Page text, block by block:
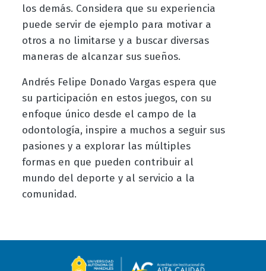
los demás. Considera que su experiencia
puede servir de ejemplo para motivar a
otros a no limitarse y a buscar diversas
maneras de alcanzar sus sueños.
Andrés Felipe Donado Vargas espera que
su participación en estos juegos, con su
enfoque único desde el campo de la
odontología, inspire a muchos a seguir sus
pasiones y a explorar las múltiples
formas en que pueden contribuir al
mundo del deporte y al servicio a la
comunidad.